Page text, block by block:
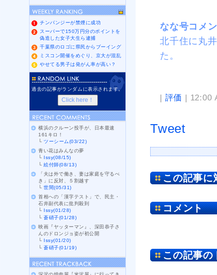
なな号コ
北千住に丸
た。
| 評価 | 12:00
Tweet
この記事に
コメント
この記事の
チンパンジーが禁煙に成功
スーパーで150万円分のポイントを
偽造した女子大生ら逮捕
千葉県のロゴに県民からブーイング
ミスコン開催をめぐり、京大が混乱
やせてる男子は発がん率が高い？
過去の記事がランダムに表示されます。
横浜のクルーン投手が、日本最速
161キロ！
└ツーシーム(03/22)
青い花はみんなの夢
└ Issy(08/15)
└絵付師(08/13)
「夫は外で働き、妻は家庭を守るべ
き」に反対、５割越す
└世間(05/31)
首相への「漢字テスト」で、民主・
石井副代表に批判殺到
└ Issy(01/28)
└蒼硝子(01/28)
映画『ヤッターマン』、深田恭子さ
んのドロンジョ姿が初公開
└ Issy(01/20)
└蒼硝子(01/19)